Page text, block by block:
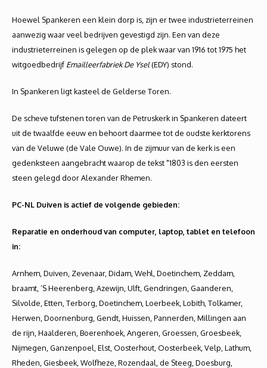
Hoewel Spankeren een klein dorp is, zijn er twee industrieterreinen
aanwezig waar veel bedrijven gevestigd zijn. Een van deze
industrieterreinen is gelegen op de plek waar van 1916 tot 1975 het
witgoedbedrijf Emailleerfabriek De Ysel(EDY) stond.
In Spankeren ligt kasteel de Gelderse Toren.
De scheve tufstenen toren van de Petruskerk in Spankeren dateert
uit de twaalfde eeuw en behoort daarmee tot de oudste kerktorens
van de Veluwe (de Vale Ouwe). In de zijmuur van de kerk is een
gedenksteen aangebracht waarop de tekst "1803 is den eersten
steen gelegd door Alexander Rhemen.
PC-NL Duiven is actief de volgende gebieden:
Reparatie en onderhoud van computer, laptop, tablet en telefoon
in:
Arnhem, Duiven, Zevenaar, Didam, Wehl, Doetinchem, Zeddam,
braamt, ’S Heerenberg, Azewijn, Ulft, Gendringen, Gaanderen,
Silvolde, Etten, Terborg, Doetinchem, Loerbeek, Lobith, Tolkamer,
Herwen, Doornenburg, Gendt, Huissen, Pannerden, Millingen aan
de rijn, Haalderen, Boerenhoek, Angeren, Groessen, Groesbeek,
Nijmegen, Ganzenpoel, Elst, Oosterhout, Oosterbeek, Velp, Lathum,
Rheden, Giesbeek, Wolfheze, Rozendaal, de Steeg, Doesburg,